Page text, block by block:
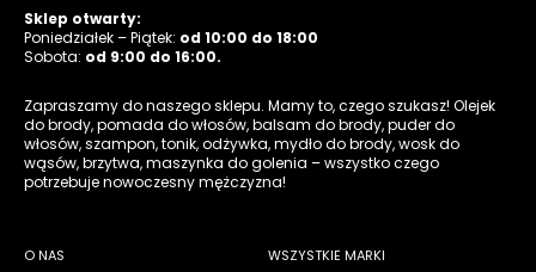
Sklep otwarty:
Poniedziałek – Piątek: od 10:00 do 18:00
Sobota: od 9:00 do 16:00.
Zapraszamy do naszego sklepu. Mamy to, czego szukasz! Olejek
do brody, pomada do włosów, balsam do brody, puder do
włosów, szampon, tonik, odżywka, mydło do brody, wosk do
wąsów, brzytwa, maszynka do golenia – wszystko czego
potrzebuje nowoczesny mężczyzna!
O NAS WSZYSTKIE MARKI